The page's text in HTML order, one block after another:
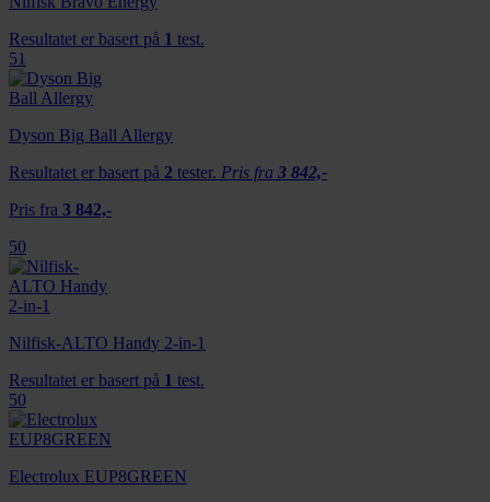
Resultatet er basert på 1 test.
51
Dyson Big Ball Allergy
Resultatet er basert på 2 tester. Pris fra 3 842,-
Pris fra 3 842,-
50
Nilfisk-ALTO Handy 2-in-1
Resultatet er basert på 1 test.
50
Electrolux EUP8GREEN